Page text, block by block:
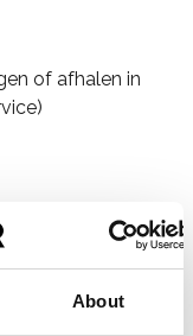
About
of afhalen in